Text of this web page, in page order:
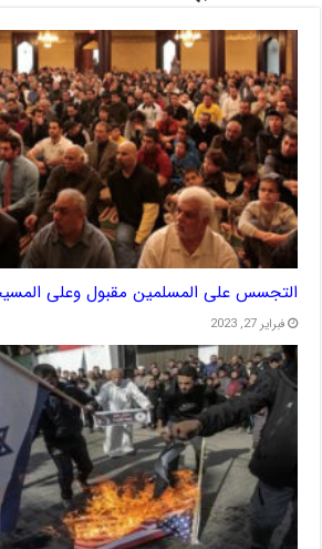
التجسس على المسلمين مقبول وعلى
فبراير 27, 2023